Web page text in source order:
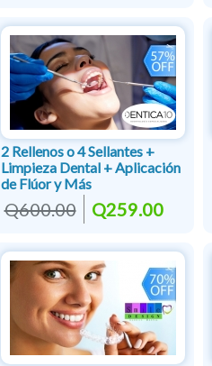
2 Rellenos o 4 Sellantes +
Limpieza Dental + Aplicación
de Flúor y Más
Q600.00 Q259.00